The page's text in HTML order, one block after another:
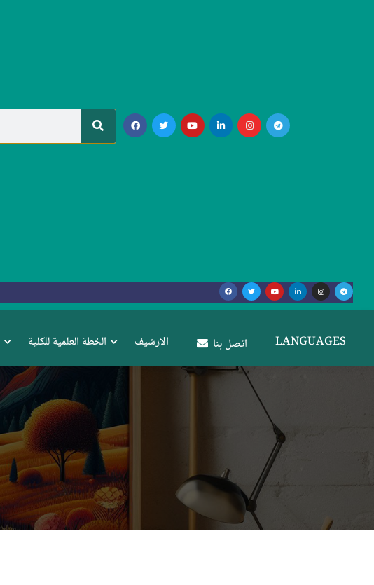
الخطة العلمية للكلية الارشيف اتصل بنا LANGUAGES